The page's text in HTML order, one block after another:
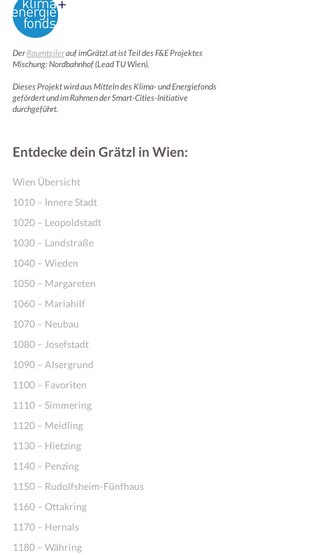
DerRaumteilerauf imGrätzl.at ist Teil des F&E Projektes
Mischung: Nordbahnhof (Lead TU Wien).
Dieses Projekt wird aus Mitteln des Klima- und Energiefonds
gefördert und im Rahmen der Smart-Cities-Initiative
durchgeführt.
Entdecke dein Grätzl in Wien:
Wien Übersicht
1010 – Innere Stadt
1020 – Leopoldstadt
1030 – Landstraße
1040 – Wieden
1050 – Margareten
1060 – Mariahilf
1070 – Neubau
1080 – Josefstadt
1090 – Alsergrund
1100 – Favoriten
1110 – Simmering
1120 – Meidling
1130 – Hietzing
1140 – Penzing
1150 – Rudolfsheim-Fünfhaus
1160 – Ottakring
1170 – Hernals
1180 – Währing